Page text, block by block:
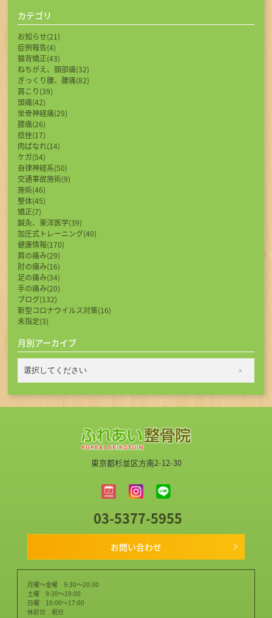
カテゴリ
お知らせ(21)
症例報告(4)
猫背矯正(43)
ねちがえ、頚部痛(32)
ぎっくり腰、腰痛(82)
肩こり(39)
頭痛(42)
坐骨神経痛(29)
膝痛(26)
捻挫(17)
肉ばなれ(14)
ケガ(54)
自律神経系(50)
交通事故施術(9)
施術(46)
整体(45)
矯正(7)
鍼灸、東洋医学(39)
加圧式トレーニング(40)
健康情報(170)
肩の痛み(29)
肘の痛み(16)
足の痛み(34)
手の痛み(20)
ブログ(132)
新型コロナウイルス対策(16)
未指定(3)
月別アーカイブ
東京都杉並区方南2-12-30
03-5377-5955
お問い合わせ
月曜～金曜 9:30～20:30
土曜 9:30～19:00
日曜 10:00～17:00
休診日 祝日